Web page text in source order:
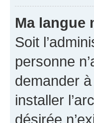
Ma langue
Soit
personne
demander
installer
désirée